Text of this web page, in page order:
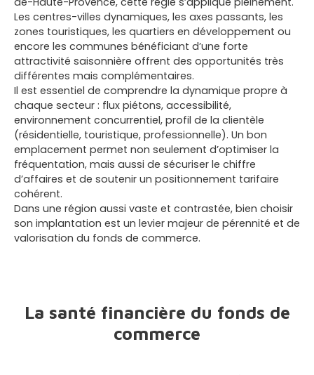
Les centres-villes dynamiques, les axes passants, les
zones touristiques, les quartiers en développement ou
encore les communes bénéficiant d’une forte
attractivité saisonnière offrent des opportunités très
différentes mais complémentaires.
Il est essentiel de comprendre la dynamique propre à
chaque secteur : flux piétons, accessibilité,
environnement concurrentiel, profil de la clientèle
(résidentielle, touristique, professionnelle). Un bon
emplacement permet non seulement d’optimiser la
fréquentation, mais aussi de sécuriser le chiffre
d’affaires et de soutenir un positionnement tarifaire
cohérent.
Dans une région aussi vaste et contrastée, bien choisir
son implantation est un levier majeur de pérennité et de
valorisation du fonds de commerce.
La santé financière du fonds de
commerce